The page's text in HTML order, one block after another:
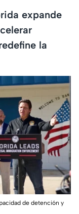
expande
la
de detención y